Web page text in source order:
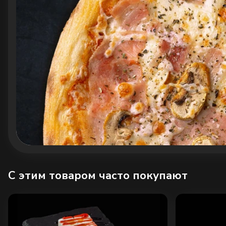
C этим товаром часто покупают